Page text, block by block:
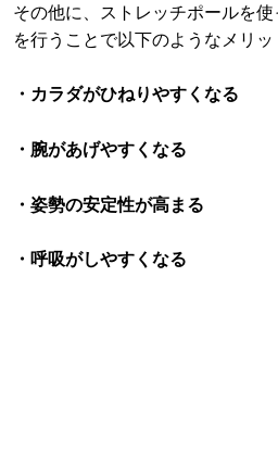
その他に、ストレッチポールを
を行うことで以下のようなメリッ
・カラダがひねりやすくなる
・腕があげやすくなる
・姿勢の安定性が高まる
・呼吸がしやすくなる